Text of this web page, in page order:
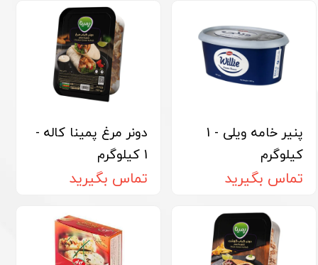
پنیر خامه ویلی - 1
کیلوگرم
تماس بگیرید
دونر مرغ پمینا کاله -
1 کیلوگرم
تماس بگیرید